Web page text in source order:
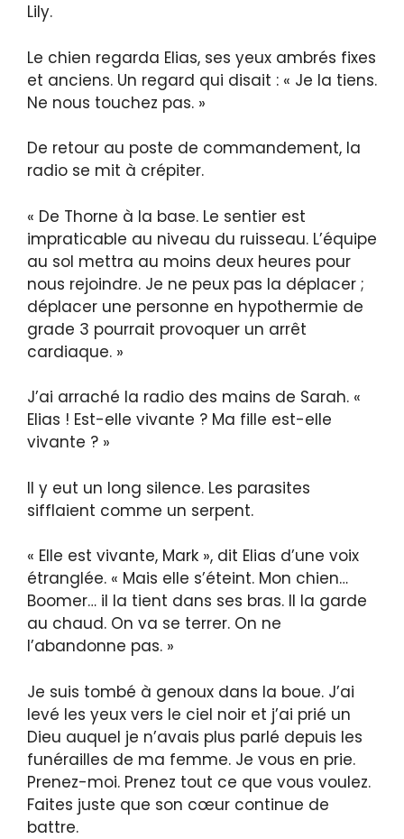
Lily.
Le chien regarda Elias, ses yeux ambrés fixes
et anciens. Un regard qui disait : « Je la tiens.
Ne nous touchez pas. »
De retour au poste de commandement, la
radio se mit à crépiter.
« De Thorne à la base. Le sentier est
impraticable au niveau du ruisseau. L’équipe
au sol mettra au moins deux heures pour
nous rejoindre. Je ne peux pas la déplacer ;
déplacer une personne en hypothermie de
grade 3 pourrait provoquer un arrêt
cardiaque. »
J’ai arraché la radio des mains de Sarah. «
Elias ! Est-elle vivante ? Ma fille est-elle
vivante ? »
Il y eut un long silence. Les parasites
sifflaient comme un serpent.
« Elle est vivante, Mark », dit Elias d’une voix
étranglée. « Mais elle s’éteint. Mon chien…
Boomer… il la tient dans ses bras. Il la garde
au chaud. On va se terrer. On ne
l’abandonne pas. »
Je suis tombé à genoux dans la boue. J’ai
levé les yeux vers le ciel noir et j’ai prié un
Dieu auquel je n’avais plus parlé depuis les
funérailles de ma femme. Je vous en prie.
Prenez-moi. Prenez tout ce que vous voulez.
Faites juste que son cœur continue de
battre.